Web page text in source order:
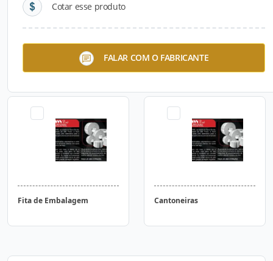
Cotar esse produto
FALAR COM O FABRICANTE
Quadrados e Retangulares
(Metalons)
Fita de Embalagem Cantoneiras